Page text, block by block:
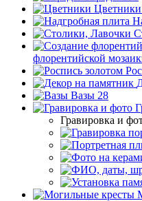
Цветники
флорентийской
Вазы 28
Гравировка и